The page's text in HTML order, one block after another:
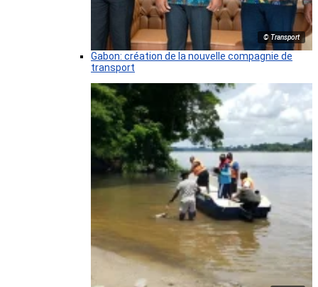
© Transport
Gabon: création de la nouvelle compagnie de
transport